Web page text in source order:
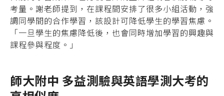
考量。謝老師提到，在課程間安排了很多小組活動，強
調同學間的合作學習，該設計可降低學生的學習焦慮。
「一旦學生的焦慮降低後，也會同時增加學習的興趣與
課程參與程度。」
師大附中 多益測驗與英語學測大考的